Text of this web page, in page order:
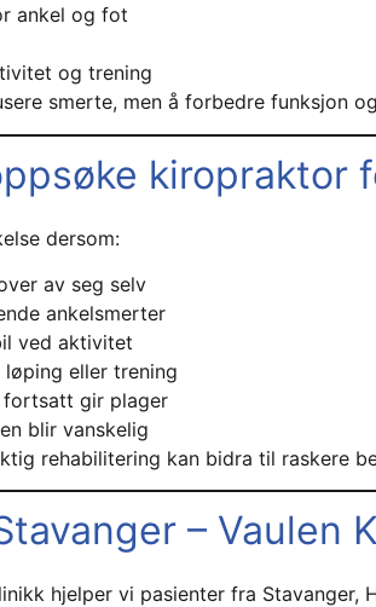
ankel og fot
og trening
smerte, men å forbedre funksjon
kiropraktor
dersom:
av seg selv
ankelsmerter
ved aktivitet
eller trening
gir plager
blir vanskelig
rehabilitering kan bidra til raskere
– Vaulen
hjelper vi pasienter fra Stavanger,